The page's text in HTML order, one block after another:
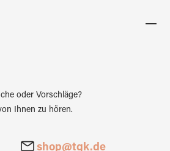
oder Vorschläge?
Ihnen zu hören.
shop@tgk.de